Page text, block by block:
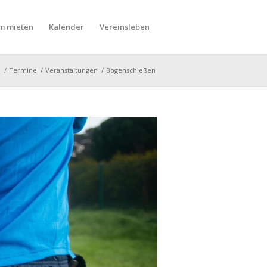
mieten Kalender Vereinsleben
/ Termine / Veranstaltungen / Bogenschießen